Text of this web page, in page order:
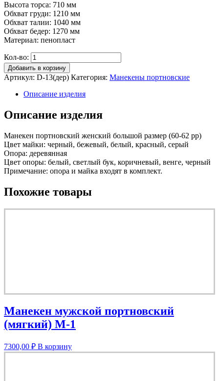
Высота торса: 710 мм
Обхват груди: 1210 мм
Обхват талии: 1040 мм
Обхват бедер: 1270 мм
Материал: пенопласт
Кол-во:
Добавить в корзину
Артикул: D-13(дер) Категория: Манекены портновские
Описание изделия
Описание изделия
Манекен портновский женский большой размер (60-62 рр)
Цвет майки: черный, бежевый, белый, красный, серый
Опора: деревянная
Цвет опоры: белый, светлый бук, коричневый, венге, черный
Примечание: опора и майка входят в комплект.
Похожие товары
Манекен мужской портновский
(мягкий) M-1
7300,00 ₽ В корзину